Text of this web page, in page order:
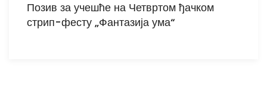
Позив за учешће на Четвртом ђачком
стрип-фесту „Фантазија ума“